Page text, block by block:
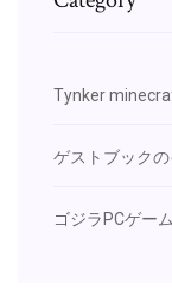
Tynker
ゲストブック
ゴジラPCゲー